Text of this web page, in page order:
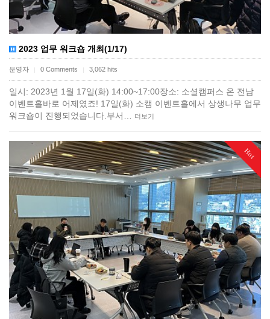
2023 업무 워크숍 개최(1/17)
운영자 | 0 Comments | 3,062 hits
일시: 2023년 1월 17일(화) 14:00~17:00장소: 소셜캠퍼스 온 전남
이벤트홀바로 어제였죠! 17일(화) 소캠 이벤트홀에서 상생나무 업무
워크숍이 진행되었습니다.부서…
더보기
Hot